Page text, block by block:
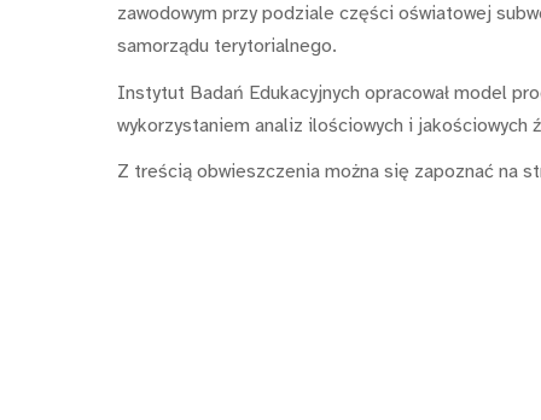
zawodowym przy podziale części oświatowej
samorządu terytorialnego.
Instytut Badań Edukacyjnych opracował model
wykorzystaniem analiz ilościowych i jakościowych
Z treścią obwieszczenia można się zapoznać na